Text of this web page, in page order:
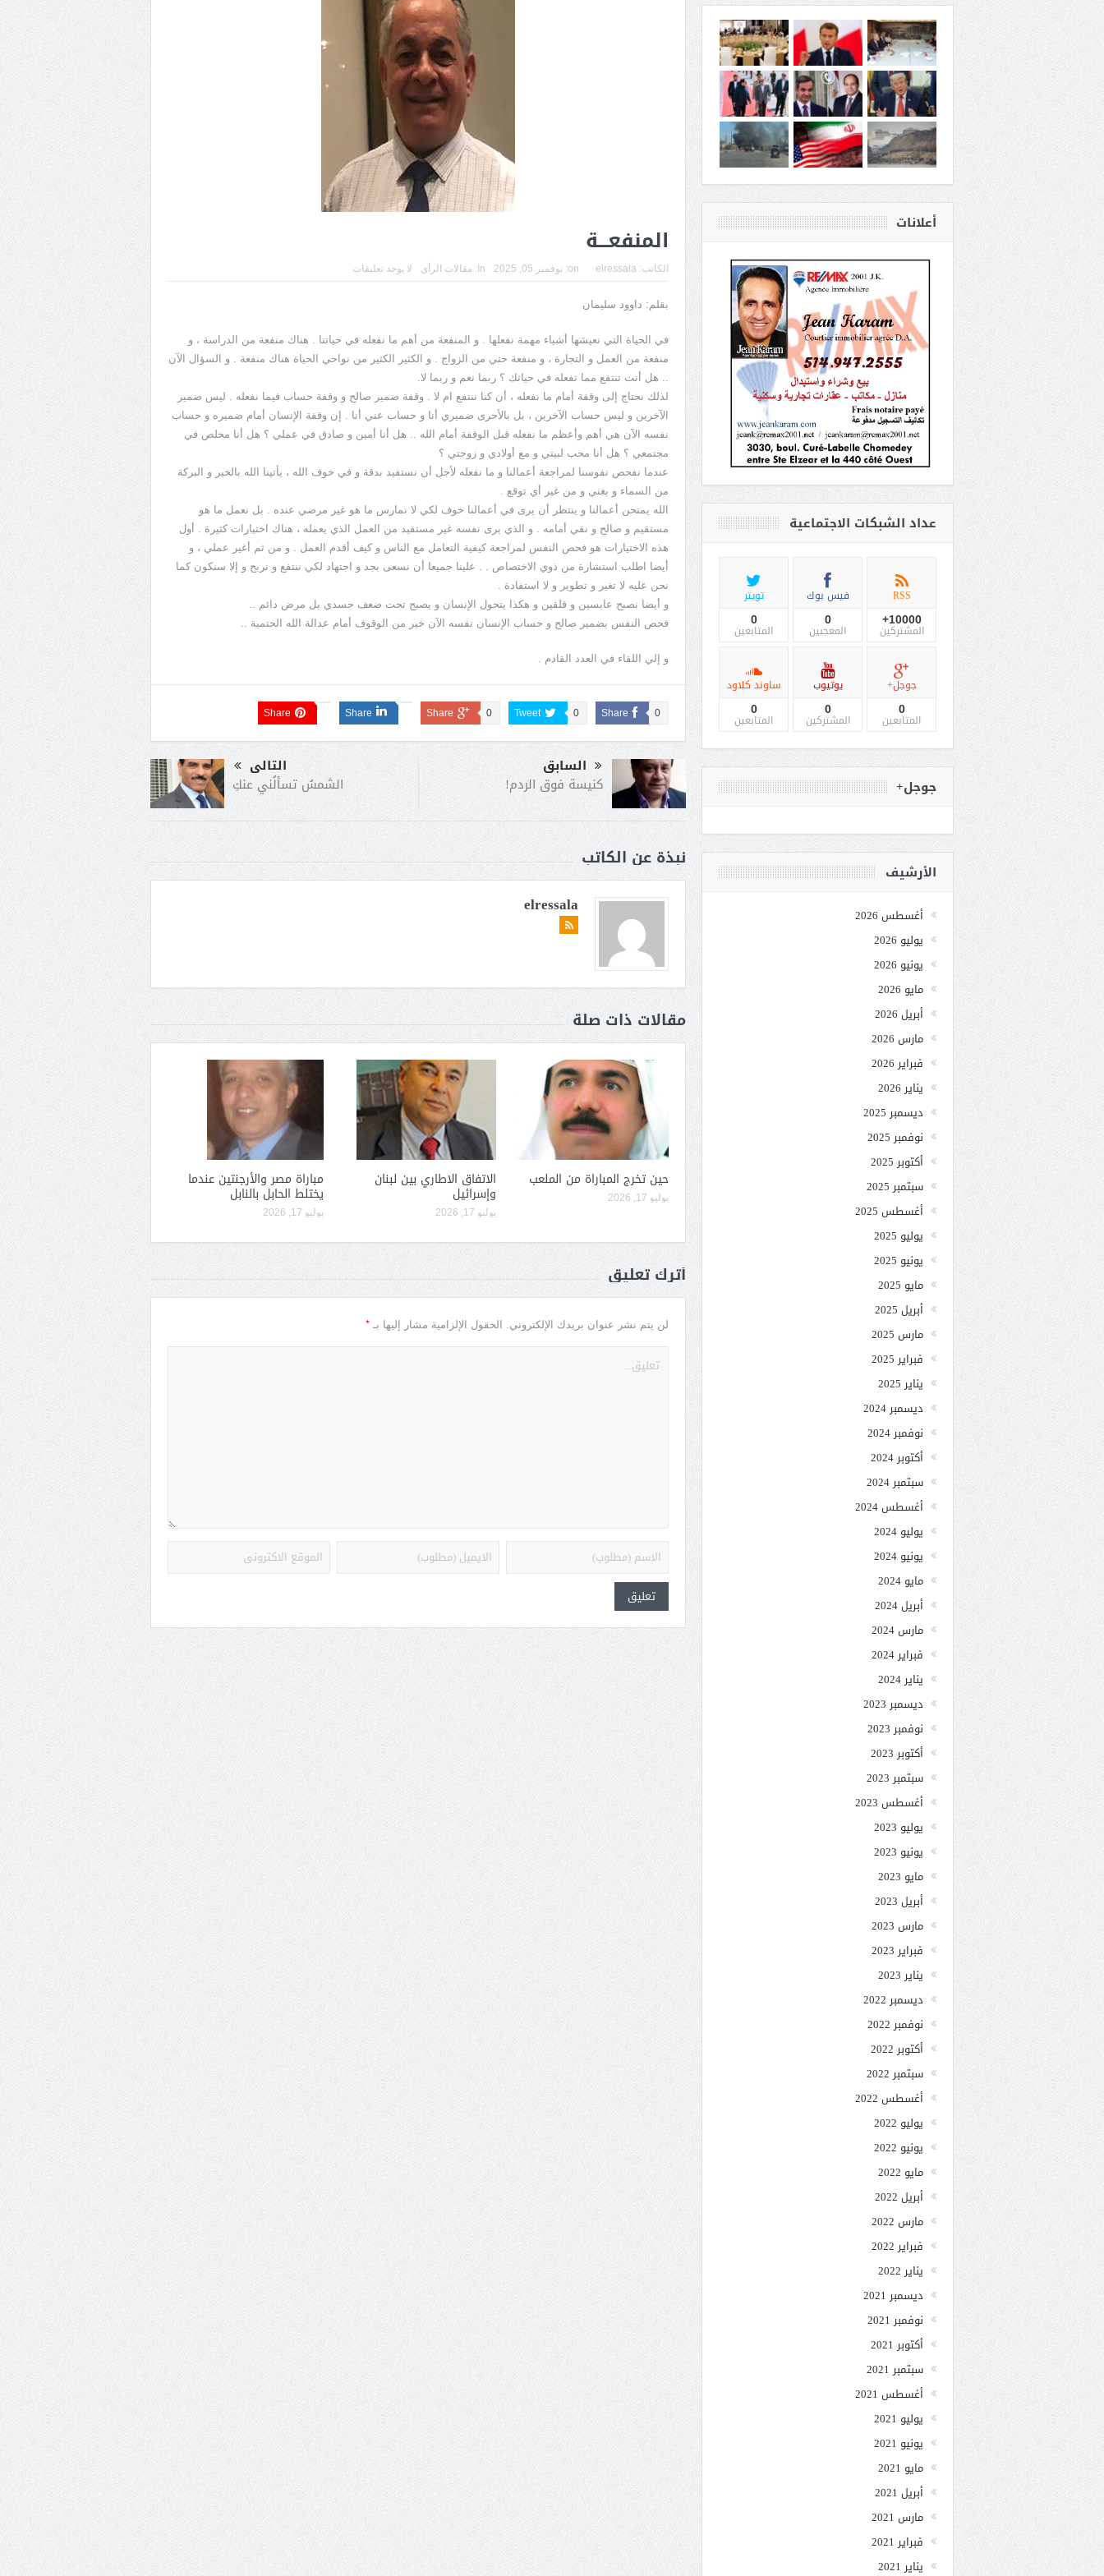
المنفعـــة
الكاتب: elressala
on: نوفمبر 05, 2025 In: مقالات الرأي لا يوجد تعليقات
بقلم: داوود سليمان
في الحياة التي نعيشها أشياء مهمة نفعلها . و المنفعة من أهم ما نفعله في حياتنا . هناك منفعة من الدراسة ، و
منفعة من العمل و التجارة ، و منفعة حتي من الزواج . و الكثير الكثير من نواحي الحياة هناك منفعة . و السؤال الآن
.. هل أنت تنتفع مما تفعله في حياتك ؟ ربما نعم و ربما لا.
لذلك نحتاج إلى وقفة أمام ما نفعله ، أن كنا ننتفع ام لا . وقفة ضمير صالح و وقفة حساب فيما نفعله . ليس ضمير
الآخرين و ليس حساب الآخرين ، بل بالأحرى ضميري أنا و حساب عني أنا . إن وقفة الإنسان أمام ضميره و حساب
نفسه الآن هي أهم وأعظم ما نفعله قبل الوقفة أمام الله .. هل أنا أمين و صادق في عملي ؟ هل أنا مخلص في
مجتمعي ؟ هل أنا محب لبيتي و مع أولادي و زوجتي ؟
عندما نفحص نفوسنا لمراجعة أعمالنا و ما نفعله لأجل أن نستفيد بدقة و في خوف الله ، يأتينا الله بالخير و البركة
من السماء و بغني و من غير أي توقع .
الله يمتحن أعمالنا و ينتظر أن يرى في أعمالنا خوف لكي لا نمارس ما هو غير مرضي عنده . بل نعمل ما هو
مستقيم و صالح و نقي أمامه . و الذي يرى نفسه غير مستفيد من العمل الذي يعمله ، هناك اختيارات كثيرة . أول
هذه الاختيارات هو فحص النفس لمراجعة كيفية التعامل مع الناس و كيف أقدم العمل . و من ثم أغير عملي ، و
أيضا اطلب استشارة من ذوي الاختصاص . . علينا جميعا أن نسعى بجد و اجتهاد لكي ننتفع و نربح و إلا سنكون كما
نحن عليه لا تغير و تطوير و لا استفادة .
و أيضا نصبح عابسين و قلقين و هكذا يتحول الإنسان و يصبح تحت ضعف جسدي بل مرض دائم ..
فحص النفس بضمير صالح و حساب الإنسان نفسه الآن خير من الوقوف أمام عدالة الله الحتمية ..
و إلي اللقاء في العدد القادم .
Share 0
Tweet 0
Share 0
Share
Share
السابق
كنيسة فوق الردم!
التالى
الشمسُ تسألُني عنكِ
نبذة عن الكاتب
elressala
مقالات ذات صلة
حين تخرج المباراة من الملعب
يوليو 17, 2026
الاتفاق الاطاري بين لبنان
وإسرائيل
يوليو 17, 2026
مباراة مصر والأرجنتين عندما
يختلط الحابل بالنابل
يوليو 17, 2026
أترك تعليق
لن يتم نشر عنوان بريدك الإلكتروني. الحقول الإلزامية مشار إليها بـ *
أعلانات
عداد الشبكات الاجتماعية
RSS
10000+
المشتركين
فيس بوك
0
المعجبين
تويتر
0
المتابعين
جوجل+
0
المتابعين
يوتيوب
0
المشتركين
ساوند كلاود
0
المتابعين
جوجل+
الأرشيف
أغسطس 2026
يوليو 2026
يونيو 2026
مايو 2026
أبريل 2026
مارس 2026
فبراير 2026
يناير 2026
ديسمبر 2025
نوفمبر 2025
أكتوبر 2025
سبتمبر 2025
أغسطس 2025
يوليو 2025
يونيو 2025
مايو 2025
أبريل 2025
مارس 2025
فبراير 2025
يناير 2025
ديسمبر 2024
نوفمبر 2024
أكتوبر 2024
سبتمبر 2024
أغسطس 2024
يوليو 2024
يونيو 2024
مايو 2024
أبريل 2024
مارس 2024
فبراير 2024
يناير 2024
ديسمبر 2023
نوفمبر 2023
أكتوبر 2023
سبتمبر 2023
أغسطس 2023
يوليو 2023
يونيو 2023
مايو 2023
أبريل 2023
مارس 2023
فبراير 2023
يناير 2023
ديسمبر 2022
نوفمبر 2022
أكتوبر 2022
سبتمبر 2022
أغسطس 2022
يوليو 2022
يونيو 2022
مايو 2022
أبريل 2022
مارس 2022
فبراير 2022
يناير 2022
ديسمبر 2021
نوفمبر 2021
أكتوبر 2021
سبتمبر 2021
أغسطس 2021
يوليو 2021
يونيو 2021
مايو 2021
أبريل 2021
مارس 2021
فبراير 2021
يناير 2021